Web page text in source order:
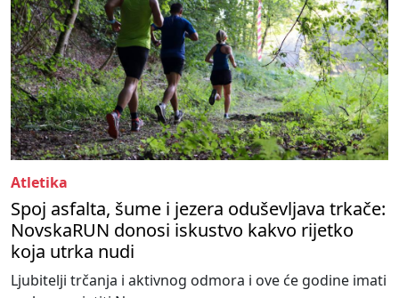
Atletika
Spoj asfalta, šume i jezera oduševljava trkače:
NovskaRUN donosi iskustvo kakvo rijetko
koja utrka nudi
Ljubitelji trčanja i aktivnog odmora i ove će godine imati